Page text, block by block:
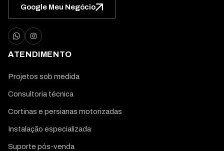
Google Meu Negócio
ATENDIMENTO
Projetos sob medida
Consultoria técnica
Cortinas e persianas motorizadas
Instalação especializada
Suporte pós-venda